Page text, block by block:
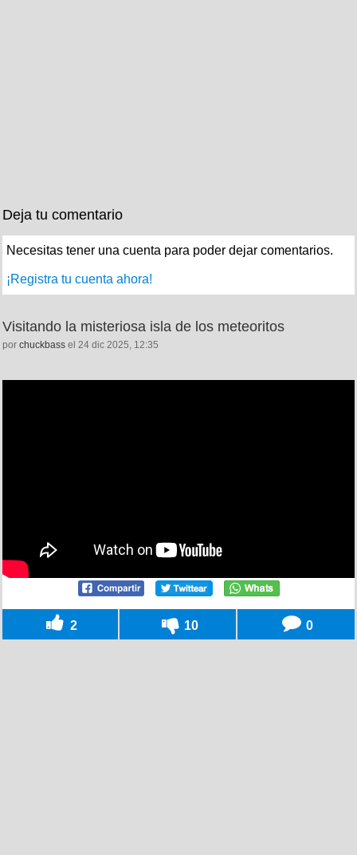
Deja tu comentario
Necesitas tener una cuenta para poder dejar comentarios.
¡Registra tu cuenta ahora!
Visitando la misteriosa isla de los meteoritos
por chuckbass el 24 dic 2025, 12:35
2 10 0